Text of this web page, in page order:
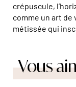
crépuscule,
comme un art
métissée qui
Vous